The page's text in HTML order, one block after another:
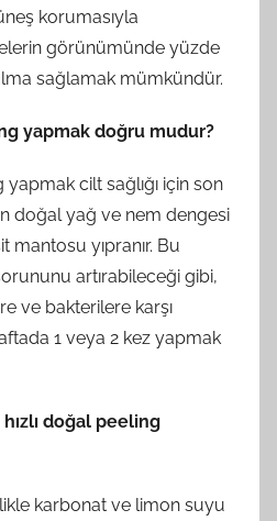
korumasıyla
görünümünde yüzde
sağlamak mümkündür.
yapmak doğru mudur?
yapmak cilt sağlığı için son
doğal yağ ve nem dengesi
yıpranır. Bu
artırabileceği gibi,
ve bakterilere karşı
1 veya 2 kez yapmak
doğal peeling
karbonat ve limon suyu